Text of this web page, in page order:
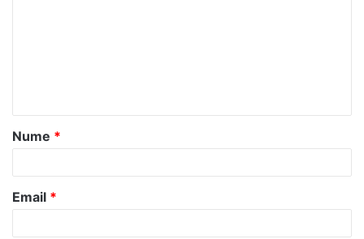
a
r
u
*
Nume *
Email *